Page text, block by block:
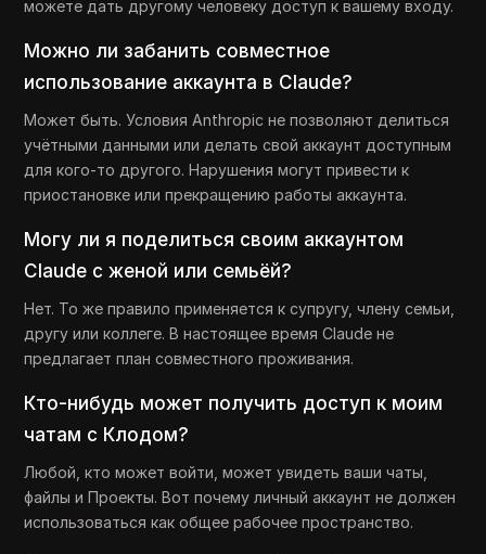
можете дать другому человеку доступ к вашему входу.
Можно ли забанить совместное
использование аккаунта в Claude?
Может быть. Условия Anthropic не позволяют делиться
учётными данными или делать свой аккаунт доступным
для кого-то другого. Нарушения могут привести к
приостановке или прекращению работы аккаунта.
Могу ли я поделиться своим аккаунтом
Claude с женой или семьёй?
Нет. То же правило применяется к супругу, члену семьи,
другу или коллеге. В настоящее время Claude не
предлагает план совместного проживания.
Кто-нибудь может получить доступ к моим
чатам с Клодом?
Любой, кто может войти, может увидеть ваши чаты,
файлы и Проекты. Вот почему личный аккаунт не должен
использоваться как общее рабочее пространство.